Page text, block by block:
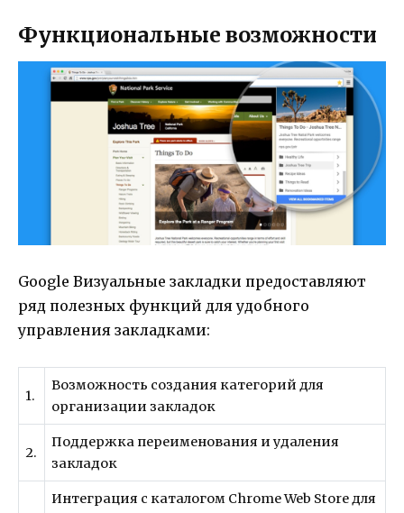
Функциональные возможности
Google Визуальные закладки предоставляют
ряд полезных функций для удобного
управления закладками:
1.
Возможность создания категорий для
организации закладок
2.
Поддержка переименования и удаления
закладок
Интеграция с каталогом Chrome Web Store для